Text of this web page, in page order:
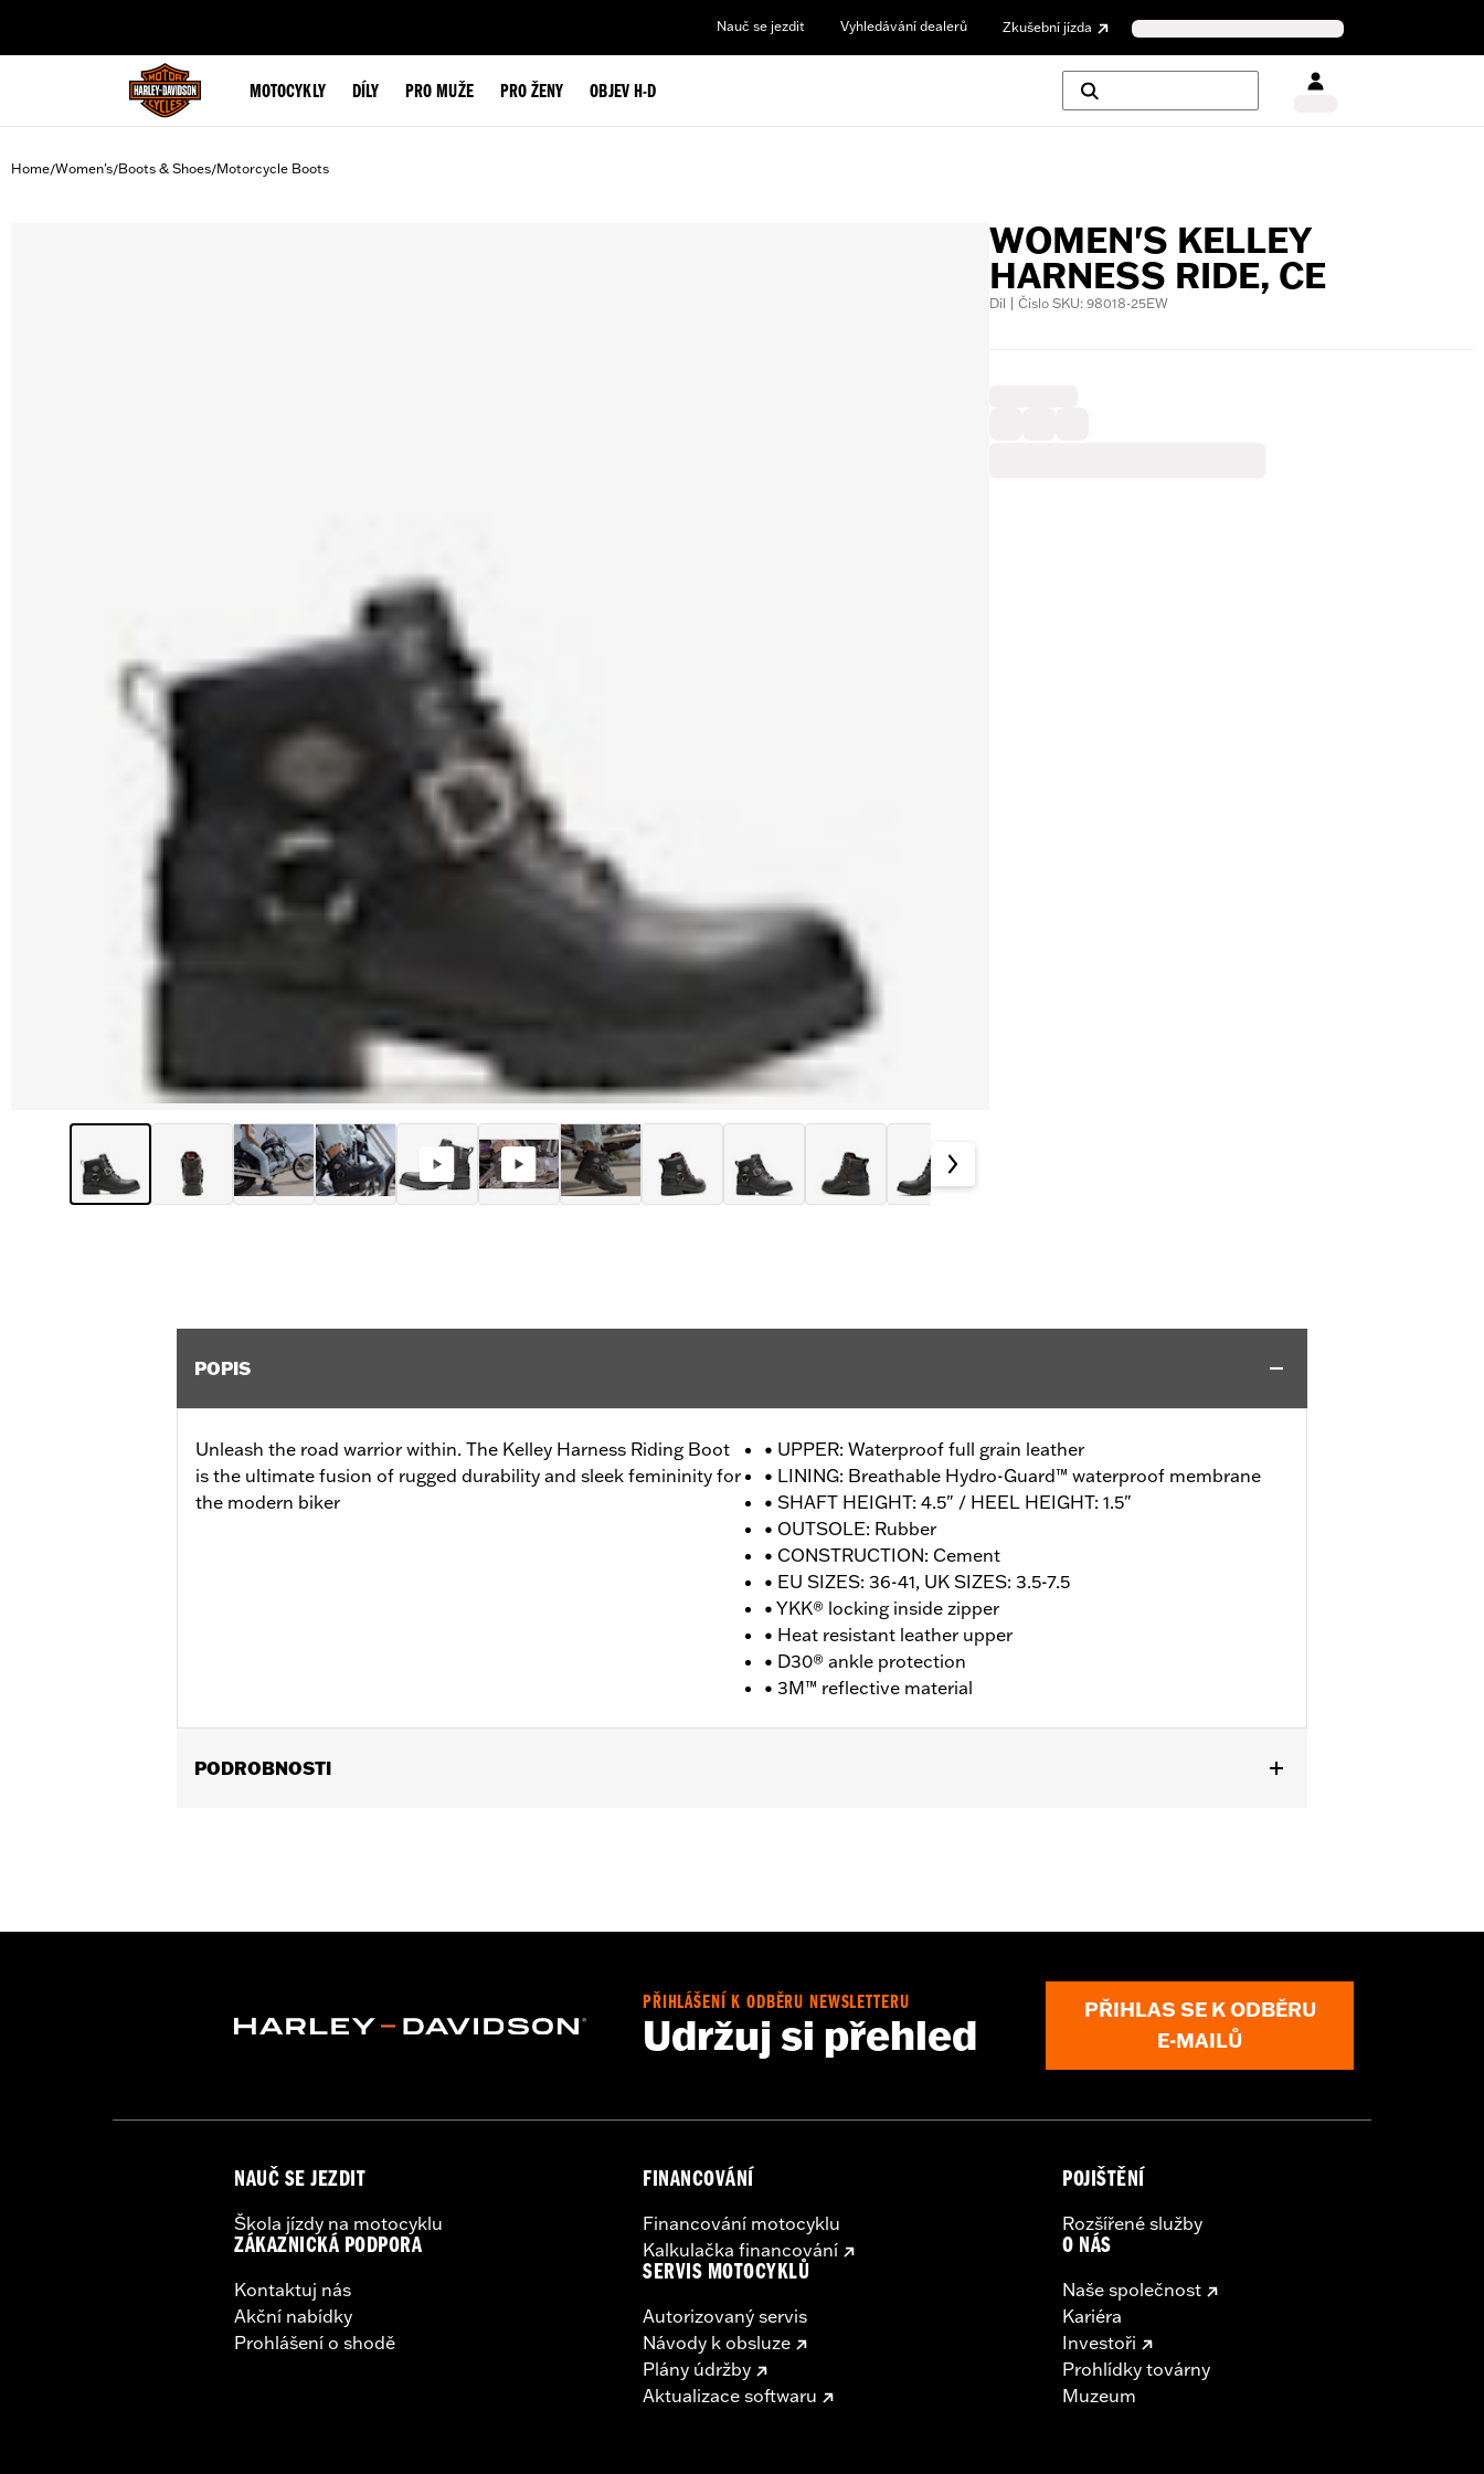
Nauč se jezdit Vyhledávání dealerů Zkušební jízda
MOTOCYKLY DÍLY PRO MUŽE PRO ŽENY OBJEV H-D
Home/Women's/Boots & Shoes/Motorcycle Boots
WOMEN'S KELLEY
HARNESS RIDE, CE
Díl | Číslo SKU: 98018-25EW
POPIS
Unleash the road warrior within. The Kelley Harness Riding Boot
is the ultimate fusion of rugged durability and sleek femininity for
the modern biker
• UPPER: Waterproof full grain leather
• LINING: Breathable Hydro-Guard™ waterproof membrane
• SHAFT HEIGHT: 4.5" / HEEL HEIGHT: 1.5"
• OUTSOLE: Rubber
• CONSTRUCTION: Cement
• EU SIZES: 36-41, UK SIZES: 3.5-7.5
• YKK® locking inside zipper
• Heat resistant leather upper
• D30® ankle protection
• 3M™ reflective material
PODROBNOSTI
PŘIHLÁŠENÍ K ODBĚRU NEWSLETTERU
Udržuj si přehled
PŘIHLAS SE K ODBĚRU
E-MAILŮ
NAUČ SE JEZDIT
Škola jízdy na motocyklu
ZÁKAZNICKÁ PODPORA
Kontaktuj nás
Akční nabídky
Prohlášení o shodě
FINANCOVÁNÍ
Financování motocyklu
Kalkulačka financování
SERVIS MOTOCYKLŮ
Autorizovaný servis
Návody k obsluze
Plány údržby
Aktualizace softwaru
POJIŠTĚNÍ
Rozšířené služby
O NÁS
Naše společnost
Kariéra
Investoři
Prohlídky továrny
Muzeum